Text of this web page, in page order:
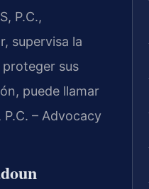
P.C.,
supervisa la
sus
puede llamar
– Advocacy